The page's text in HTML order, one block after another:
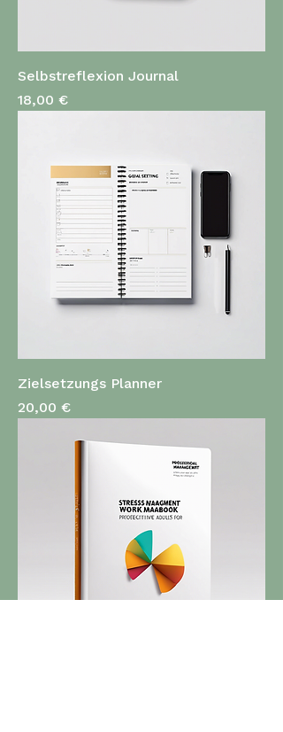
Selbstreflexion Journal
Preis
18,00 €
Zielsetzungs Planner
Preis
20,00 €